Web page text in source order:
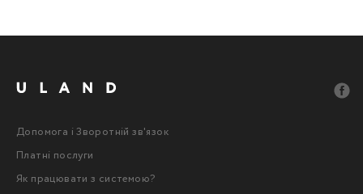
Допомога і Зворотній зв'язок
Платні послуги
Як працювати з системою?